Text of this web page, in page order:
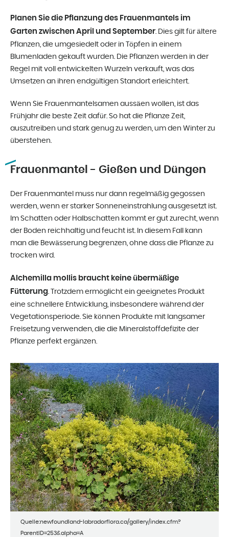
Planen Sie die Pflanzung des Frauenmantels im
Garten zwischen April und September. Dies gilt für ältere
Pflanzen, die umgesiedelt oder in Töpfen in einem
Blumenladen gekauft wurden. Die Pflanzen werden in der
Regel mit voll entwickelten Wurzeln verkauft, was das
Umsetzen an ihren endgültigen Standort erleichtert.
Wenn Sie Frauenmantelsamen aussäen wollen, ist das
Frühjahr die beste Zeit dafür. So hat die Pflanze Zeit,
auszutreiben und stark genug zu werden, um den Winter zu
überstehen.
Frauenmantel - Gießen und Düngen
Der Frauenmantel muss nur dann regelmäßig gegossen
werden, wenn er starker Sonneneinstrahlung ausgesetzt ist.
Im Schatten oder Halbschatten kommt er gut zurecht, wenn
der Boden reichhaltig und feucht ist. In diesem Fall kann
man die Bewässerung begrenzen, ohne dass die Pflanze zu
trocken wird.
Alchemilla mollis braucht keine übermäßige
Fütterung. Trotzdem ermöglicht ein geeignetes Produkt
eine schnellere Entwicklung, insbesondere während der
Vegetationsperiode. Sie können Produkte mit langsamer
Freisetzung verwenden, die die Mineralstoffdefizite der
Pflanze perfekt ergänzen.
Quelle:newfoundland-labradorflora.ca/gallery/index.cfm?
ParentID=253&alpha=A